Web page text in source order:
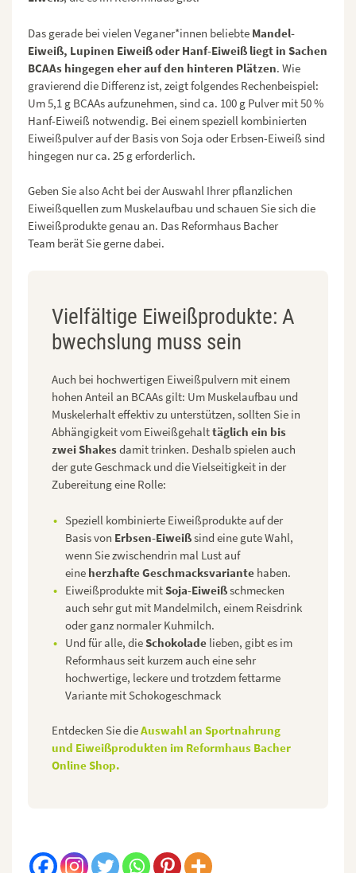
Das gerade bei vielen Veganer*innen beliebte Mandel-
Eiweiß, Lupinen Eiweiß oder Hanf-Eiweiß liegt in Sachen
BCAAs hingegen eher auf den hinteren Plätzen. Wie
gravierend die Differenz ist, zeigt folgendes Rechenbeispiel:
Um 5,1 g BCAAs aufzunehmen, sind ca. 100 g Pulver mit 50 %
Hanf-Eiweiß notwendig. Bei einem speziell kombinierten
Eiweißpulver auf der Basis von Soja oder Erbsen-Eiweiß sind
hingegen nur ca. 25 g erforderlich.
Geben Sie also Acht bei der Auswahl Ihrer pflanzlichen
Eiweißquellen zum Muskelaufbau und schauen Sie sich die
Eiweißprodukte genau an. Das Reformhaus Bacher
Team berät Sie gerne dabei.
Vielfältige Eiweißprodukte: A
bwechslung muss sein
Auch bei hochwertigen Eiweißpulvern mit einem
hohen Anteil an BCAAs gilt: Um Muskelaufbau und
Muskelerhalt effektiv zu unterstützen, sollten Sie in
Abhängigkeit vom Eiweißgehalttäglich ein bis
zwei Shakes damit trinken. Deshalb spielen auch
der gute Geschmack und die Vielseitigkeit in der
Zubereitung eine Rolle:
Speziell kombinierte Eiweißprodukte auf der
Basis von Erbsen-Eiweißsind eine gute Wahl,
wenn Sie zwischendrin mal Lust auf
eine herzhafte Geschmacksvariantehaben.
Eiweißprodukte mitSoja-Eiweißschmecken
auch sehr gut mit Mandelmilch, einem Reisdrink
oder ganz normaler Kuhmilch.
Und für alle, dieSchokolade lieben, gibt es im
Reformhaus seit kurzem auch eine sehr
hochwertige, leckere und trotzdem fettarme
Variante mit Schokogeschmack
Entdecken Sie dieAuswahl an Sportnahrung
und Eiweißprodukten im Reformhaus Bacher
Online Shop.